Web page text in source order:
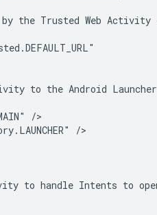
by the Trusted Web Activity
to the Android Launcher
to handle Intents to